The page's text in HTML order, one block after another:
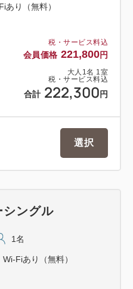
税・サービス料込
会員価格 221,800円
大人 1 名 1 室
税・サービス料込
合計 222,300 円
あり（無料）
選択
シングル
1名
Wi-Fiあり（無料）